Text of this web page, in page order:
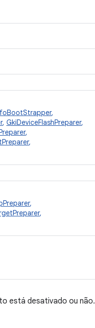
,
, GkiDeviceFlashPreparer,
,
,
,
,
está desativado ou não.